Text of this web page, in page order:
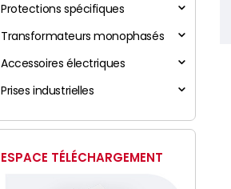
Protections spécifiques
Transformateurs monophasés
Accessoires électriques
Prises industrielles
ESPACE TÉLÉCHARGEMENT